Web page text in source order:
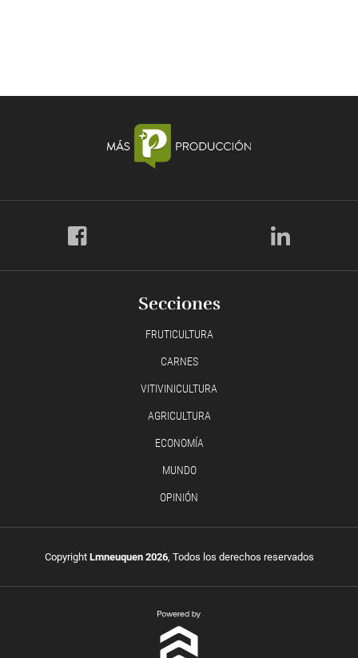
Secciones
FRUTICULTURA
CARNES
VITIVINICULTURA
AGRICULTURA
ECONOMÍA
MUNDO
OPINIÓN
Copyright Lmneuquen 2026, Todos los derechos reservados